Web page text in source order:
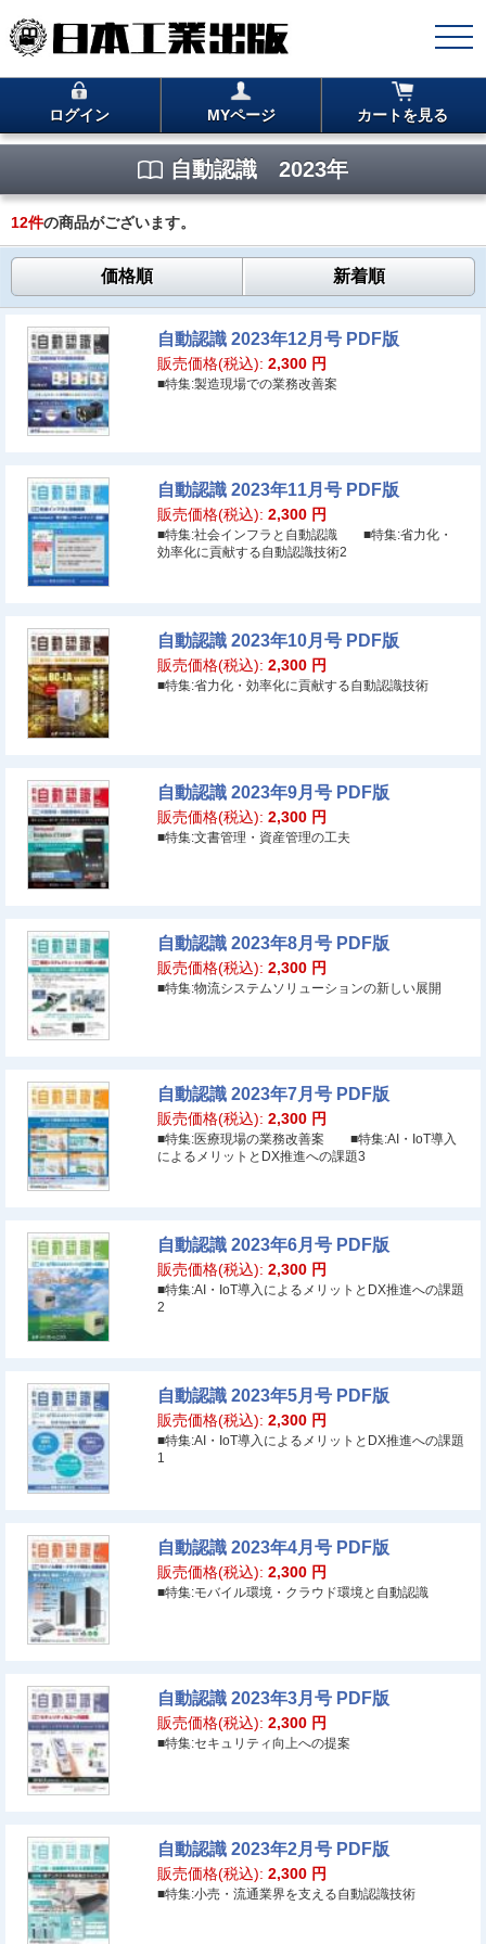
ログイン MYページ カートを見る
自動認識 2023年
12件の商品がございます。
価格順 新着順
自動認識 2023年12月号 PDF版
販売価格(税込): 2,300 円
■特集:製造現場での業務改善案
自動認識 2023年11月号 PDF版
販売価格(税込): 2,300 円
■特集:社会インフラと自動認識 ■特集:省力化・
効率化に貢献する自動認識技術2
自動認識 2023年10月号 PDF版
販売価格(税込): 2,300 円
■特集:省力化・効率化に貢献する自動認識技術
自動認識 2023年9月号 PDF版
販売価格(税込): 2,300 円
■特集:文書管理・資産管理の工夫
自動認識 2023年8月号 PDF版
販売価格(税込): 2,300 円
■特集:物流システムソリューションの新しい展開
自動認識 2023年7月号 PDF版
販売価格(税込): 2,300 円
■特集:医療現場の業務改善案 ■特集:AI・IoT導入
によるメリットとDX推進への課題3
自動認識 2023年6月号 PDF版
販売価格(税込): 2,300 円
■特集:AI・IoT導入によるメリットとDX推進への課題
2
自動認識 2023年5月号 PDF版
販売価格(税込): 2,300 円
■特集:AI・IoT導入によるメリットとDX推進への課題
1
自動認識 2023年4月号 PDF版
販売価格(税込): 2,300 円
■特集:モバイル環境・クラウド環境と自動認識
自動認識 2023年3月号 PDF版
販売価格(税込): 2,300 円
■特集:セキュリティ向上への提案
自動認識 2023年2月号 PDF版
販売価格(税込): 2,300 円
■特集:小売・流通業界を支える自動認識技術